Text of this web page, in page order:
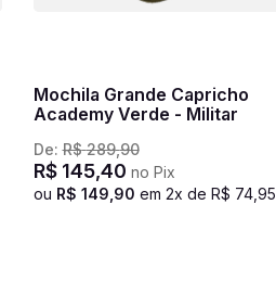
Mochila Grande Capricho
Academy Verde - Militar
De:R$ 289,90
R$ 145,40 no Pix
ou R$ 149,90 em 2x de R$ 74,95